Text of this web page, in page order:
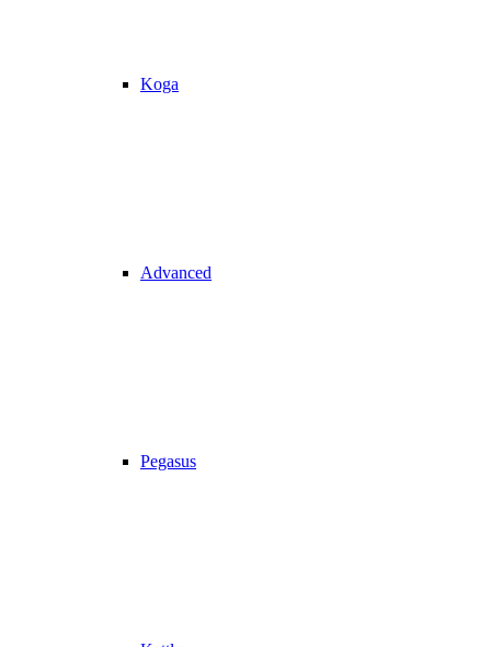
Koga
Advanced
Pegasus